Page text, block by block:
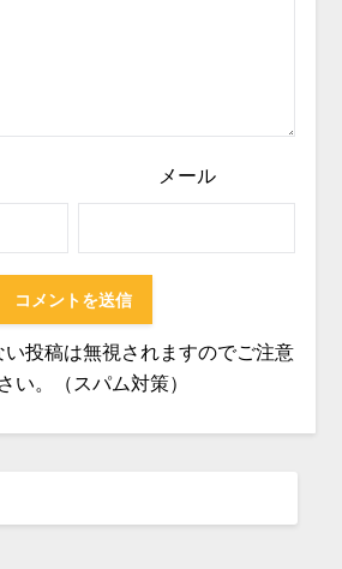
メール
い投稿は無視されますのでご注意
い。（スパム対策）